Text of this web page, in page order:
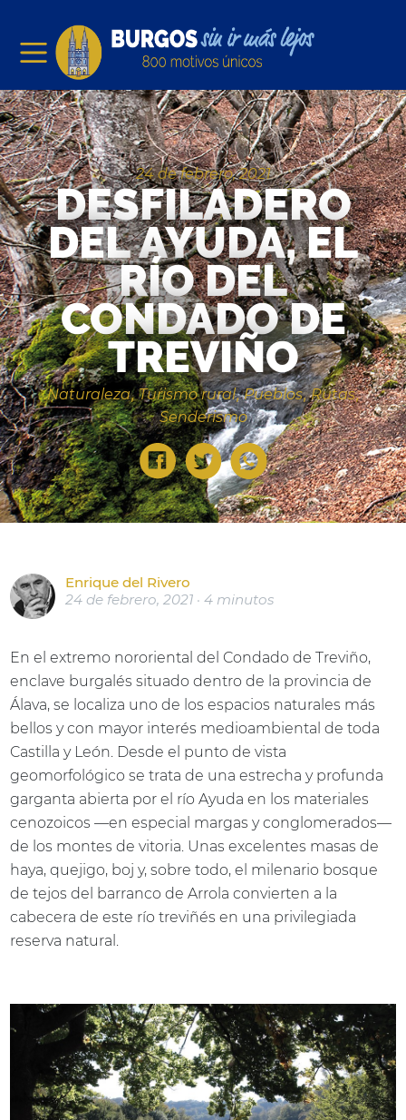
24 de febrero, 2021
DESFILADERO
DEL AYUDA, EL
RÍO DEL
CONDADO DE
TREVIÑO
Naturaleza Turismo rural Pueblos Rutas
Senderismo
Enrique del Rivero
24 de febrero, 2021 · 4 minutos
En el extremo nororiental del Condado de Treviño,
enclave burgalés situado dentro de la provincia de
Álava, se localiza uno de los espacios naturales más
bellos y con mayor interés medioambiental de toda
Castilla y León. Desde el punto de vista
geomorfológico se trata de una estrecha y profunda
garganta abierta por el río Ayuda en los materiales
cenozoicos —en especial margas y conglomerados—
de los montes de vitoria. Unas excelentes masas de
haya, quejigo, boj y, sobre todo, el milenario bosque
de tejos del barranco de Arrola convierten a la
cabecera de este río treviñés en una privilegiada
reserva natural.